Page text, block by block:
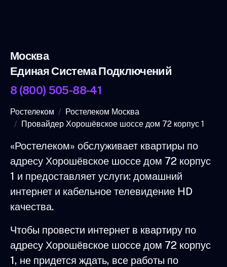
Москва
Единая Система Подключений
8 (800) 505-88-41
Ростелеком
Ростелеком Москва
Провайдер Хорошёвское шоссе дом 72 корпус 1
«Ростелеком» обслуживает квартиры по
адресу Хорошёвское шоссе дом 72 корпус
1 и предоставляет услуги: домашний
интернет и кабельное телевидение HD
качества.
Чтобы провести интернет в квартиру по
адресу Хорошёвское шоссе дом 72 корпус
1, не придется ждать, все работы по